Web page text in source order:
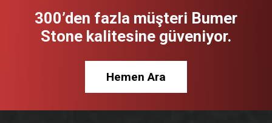
300’den fazla müşteri Bumer
Stone kalitesine güveniyor.
Hemen Ara